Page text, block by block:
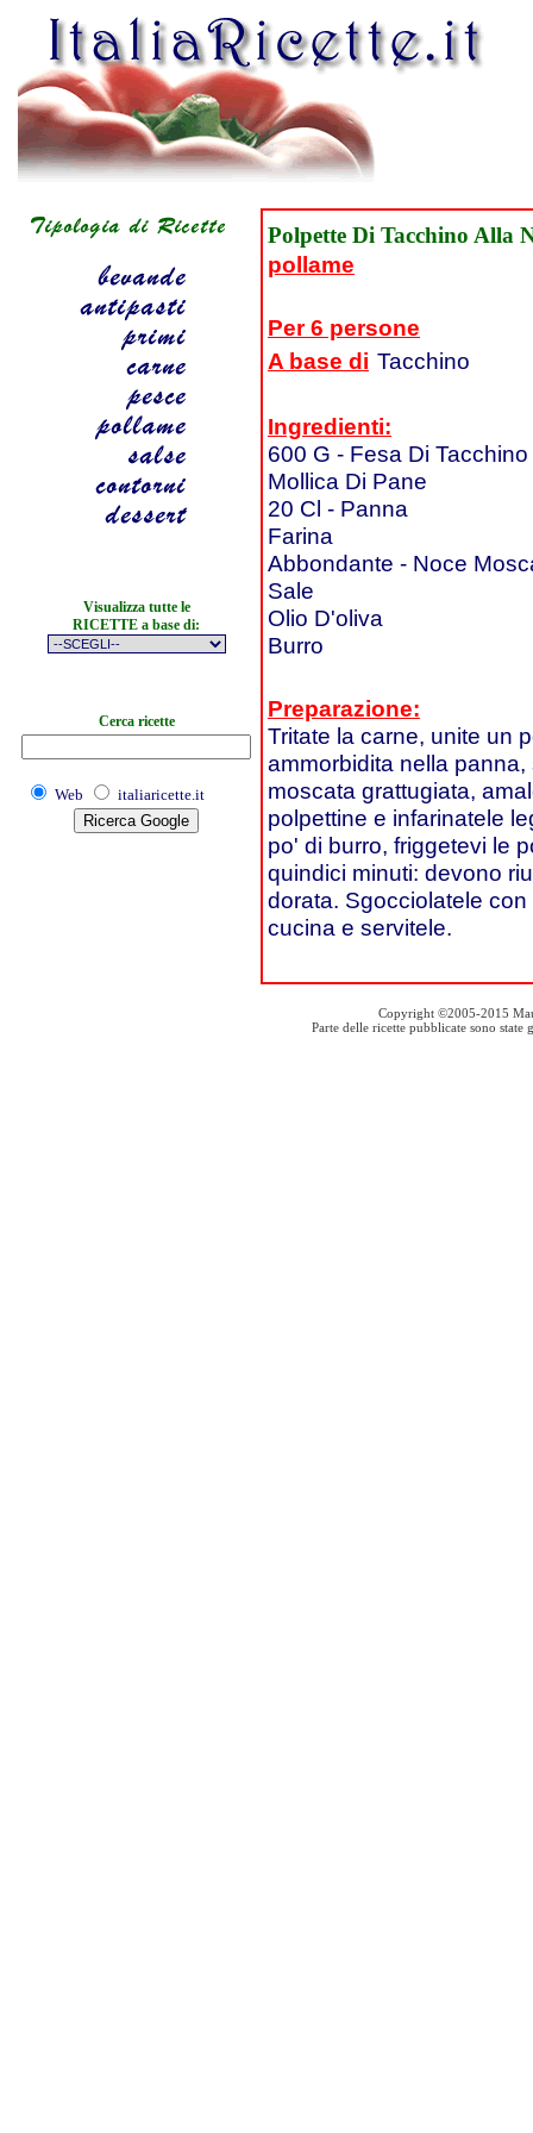
Visualizza tutte le
RICETTE a base di:
Cerca ricette
Web italiaricette.it
Polpette Di Tacchino Alla
pollame
Per 6 persone
A base di Tacchino
Ingredienti:
600 G - Fesa Di Tacchino
Mollica Di Pane
20 Cl - Panna
Farina
Abbondante - Noce
Sale
Olio D'oliva
Burro
Preparazione:
Tritate la carne, unite un
ammorbidita nella
moscata grattugiata,
polpettine e infarinatele
po' di burro, friggetevi le
quindici minuti: devono
dorata. Sgocciolatele
cucina e servitele.
Copyright ©2005-2015
Parte delle ricette pubblicate sono state